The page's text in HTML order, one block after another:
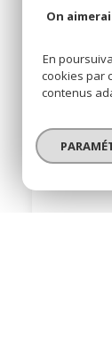
Exclusivité
L'Isle-
On
En
cookies par
contenus